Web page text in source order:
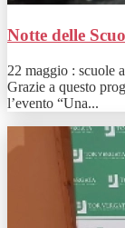
Notte delle
22 maggio : scuole
Grazie a questo
l’evento “Una...